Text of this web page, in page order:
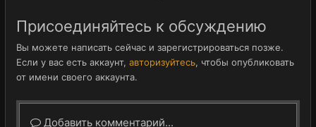
Присоединяйтесь к обсуждению
Вы можете написать сейчас и зарегистрироваться позже.
Если у вас есть аккаунт, авторизуйтесь, чтобы опубликовать
от имени своего аккаунта.
Добавить комментарий...